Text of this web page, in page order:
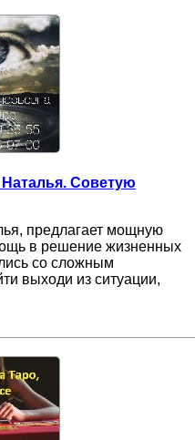
Советую
предлагает мощную
в решение жизненных
со сложным
выходи из ситуации,